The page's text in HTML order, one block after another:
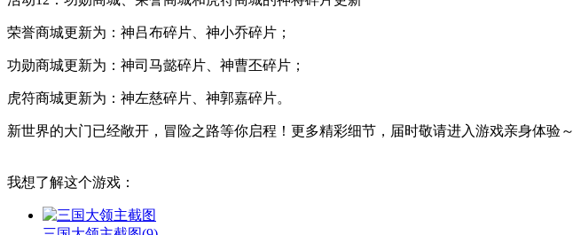
荣誉商城更新为：神吕布碎片、神小乔碎片；
功勋商城更新为：神司马懿碎片、神曹丕碎片；
虎符商城更新为：神左慈碎片、神郭嘉碎片。
新世界的大门已经敞开，冒险之路等你启程！更多精彩细节，届时敬请进入游戏亲身体验～
我想了解这个游戏：